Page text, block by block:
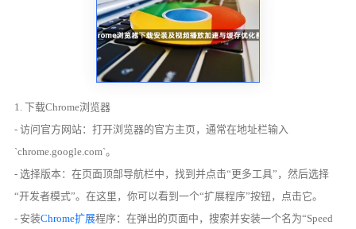
1. 下载Chrome浏览器
- 访问官方网站：打开浏览器的官方主页，通常在地址栏输入
`chrome.google.com`。
- 选择版本：在页面顶部导航栏中，找到并点击“更多工具”，然后选择
“开发者模式”。在这里，你可以看到一个“扩展程序”按钮，点击它。
- 安装Chrome扩展程序：在弹出的页面中，搜索并安装一个名为“Speed